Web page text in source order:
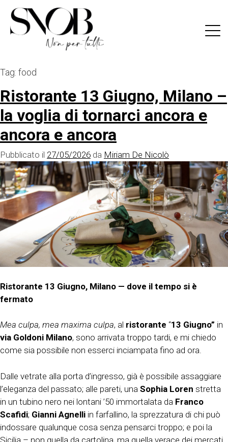
content
Tag: food
Ristorante 13 Giugno, Milano –
la voglia di tornarci ancora e
ancora e ancora
Pubblicato il 27/05/2026 da Miriam De Nicolò
Ristorante 13 Giugno, Milano — dove il tempo si è
fermato
Mea culpa, mea maxima culpa, al ristorante “13 Giugno” in
via Goldoni Milano, sono arrivata troppo tardi, e mi chiedo
come sia possibile non esserci inciampata fino ad ora.
Dalle vetrate alla porta d’ingresso, già è possibile assaggiare
l’eleganza del passato; alle pareti, una Sophia Loren stretta
in un tubino nero nei lontani ’50 immortalata da Franco
Scafidi; Gianni Agnelli in farfallino, la sprezzatura di chi può
indossare qualunque cosa senza pensarci troppo; e poi la
Sicilia – non quella da cartolina, ma quella verace dei mercati